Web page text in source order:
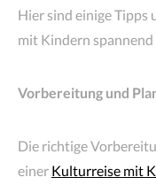
Hier sind einige Tipps
mit Kindern
Vorbereitung und
Die richtige
einer Kulturreise mit